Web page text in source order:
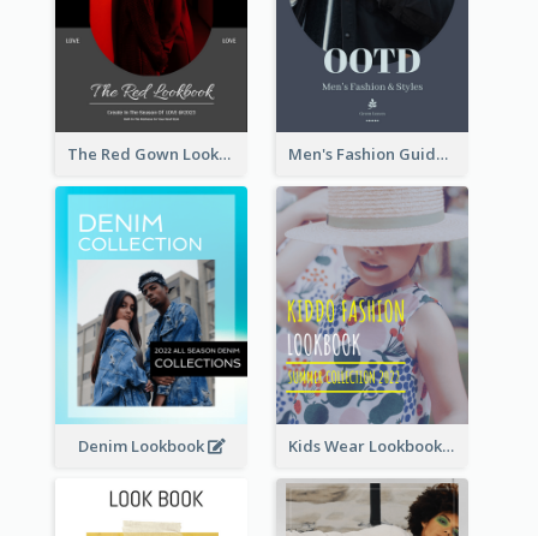
The Red Gown Lookbook Men's Fashion Guide Lookbook
Denim Lookbook Kids Wear Lookbook